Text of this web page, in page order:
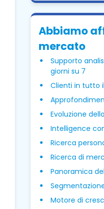
Abbiamo
mercato
Supporto
giorni su 7
Clienti in tutto
Evoluzione
Intelligence
Ricerca
Ricerca di
Panoramica
Motore di